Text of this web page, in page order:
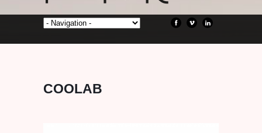
COOLAB